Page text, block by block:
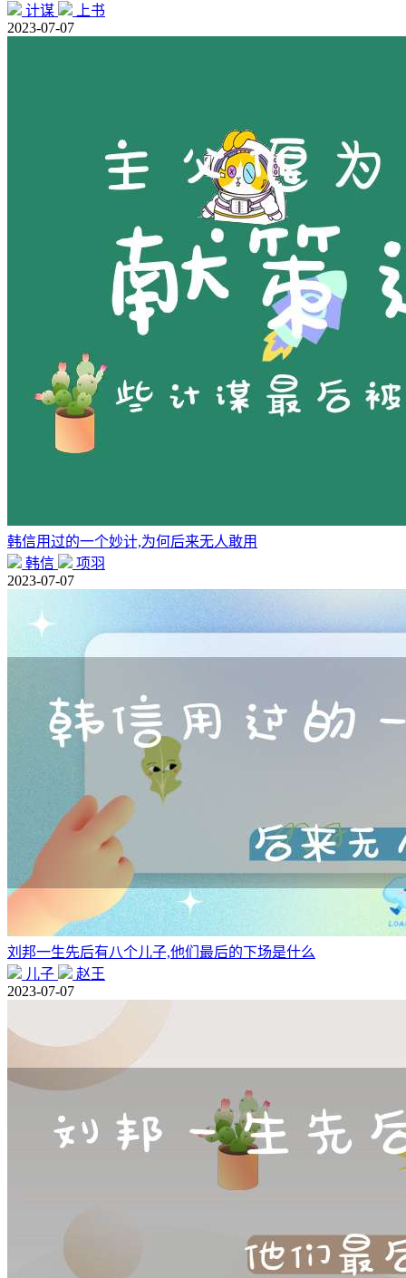
计谋
上书
2023-07-07
韩信用过的一个妙计,为何后来无人敢用
韩信
项羽
2023-07-07
刘邦一生先后有八个儿子,他们最后的下场是什么
儿子
赵王
2023-07-07